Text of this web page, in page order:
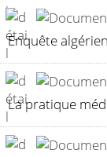
Enquête
La pratique